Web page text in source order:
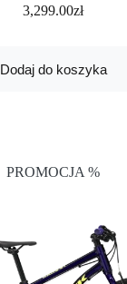
3,299.00zł
Dodaj do koszyka
PROMOCJA %